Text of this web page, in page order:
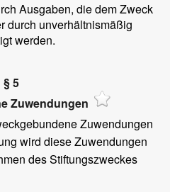
Ausgaben, die dem Zweck
durch unverhältnismäßig
werden.
§ 5
Zuwendungen
Zuwendungen
wird diese Zuwendungen
des Stiftungszweckes